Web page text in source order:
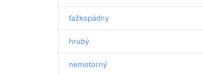
ťažkopádny
hrubý
nemotorný